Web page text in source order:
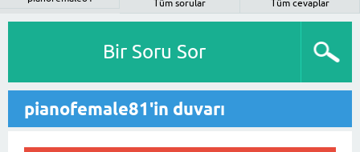
Tüm sorular
Tüm cevaplar
Bir Soru Sor
pianofemale81'in duvarı